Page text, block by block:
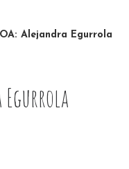
Alejandra Egurrola
Egurrola